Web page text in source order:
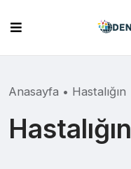
content
Anasayfa • Hastalığın
Hastalığın